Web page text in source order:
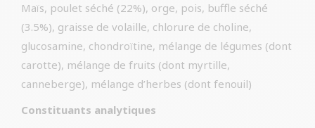
Maïs, poulet séché (22%), orge, pois, buffle séché
(3.5%), graisse de volaille, chlorure de choline,
glucosamine, chondroïtine, mélange de légumes (dont
carotte), mélange de fruits (dont myrtille,
canneberge), mélange d’herbes (dont fenouil)
Constituants analytiques